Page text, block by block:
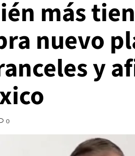
más
nuevo
y
0